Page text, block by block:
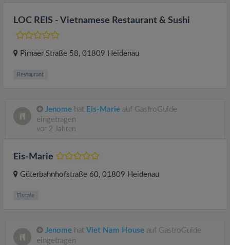
LOC REIS - Vietnamese Restaurant & Sushi
Pirnaer Straße 58, 01809 Heidenau
Restaurant
Jenome hat Eis-Marie auf GastroGuide
eingetragen
vor 2 Jahren
Eis-Marie
Güterbahnhofstraße 60, 01809 Heidenau
Eiscafe
Jenome hat Viet Nam House auf GastroGuide
eingetragen